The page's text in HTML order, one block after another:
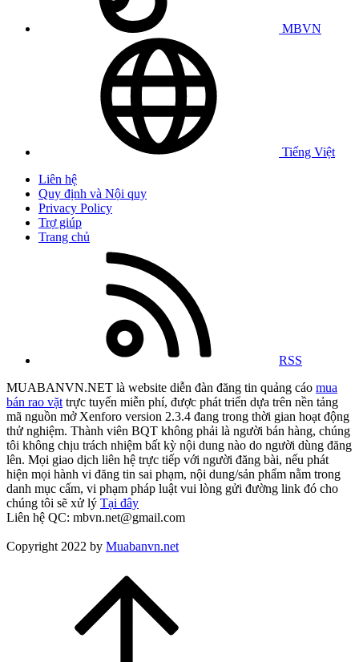
MBVN
Tiếng Việt
Liên hệ
Quy định và Nội quy
Privacy Policy
Trợ giúp
Trang chủ
RSS
MUABANVN.NET là website diễn đàn đăng tin quảng cáo mua
bán rao vặt trực tuyến miễn phí, được phát triển dựa trên nền tảng
mã nguồn mở Xenforo version 2.3.4 đang trong thời gian hoạt động
thử nghiệm. Thành viên BQT không phải là người bán hàng, chúng
tôi không chịu trách nhiệm bất kỳ nội dung nào do người dùng đăng
lên. Mọi giao dịch liên hệ trực tiếp với người đăng bài, nếu phát
hiện mọi hành vi đăng tin sai phạm, nội dung/sản phẩm nằm trong
danh mục cấm, vi phạm pháp luật vui lòng gửi đường link đó cho
chúng tôi sẽ xử lý Tại đây
Liên hệ QC: mbvn.net@gmail.com
Copyright 2022 by Muabanvn.net